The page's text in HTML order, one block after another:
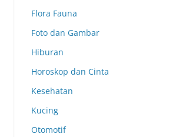
Flora Fauna
Foto dan Gambar
Hiburan
Horoskop dan Cinta
Kesehatan
Kucing
Otomotif